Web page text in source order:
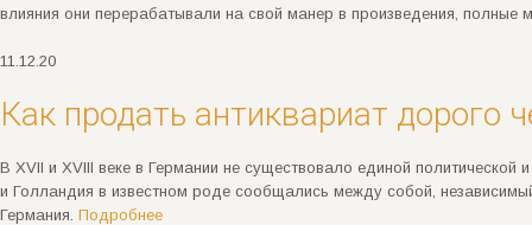
влияния они перерабатывали на свой манер в произведения, полные
11.12.20
Как продать антиквариат дорого
В XVII и XVIII веке в Германии не существовало единой
и Голландия в известном роде сообщались между собой,
Германия. Подробнее